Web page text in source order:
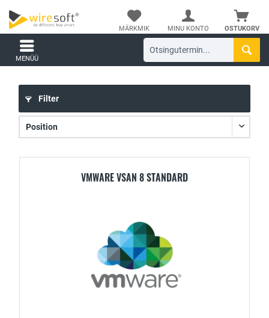
OSTUKORV
MÄRKMIK MINU KONTO
MENÜÜ
Filter
VMWARE VSAN 8 STANDARD